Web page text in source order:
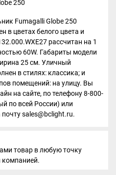
250
Fumagalli Globe 250
в цветах белого цвета и
рассчитан на 1
60W. Габариты модели
25 см. Уличный
в стилях: классика; и
помещений: на улицу. Вы
на сайте, по телефону 8-800-
по всей России) или
sales@bclight.ru.
товар в любую точку
компанией.